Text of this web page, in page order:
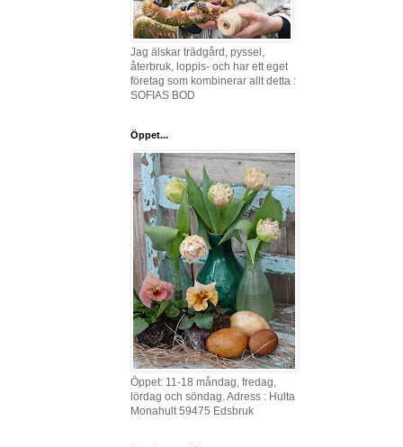
Jag älskar trädgård, pyssel,
återbruk, loppis- och har ett eget
företag som kombinerar allt detta :
SOFIAS BOD
Öppet...
Öppet: 11-18 måndag, fredag,
lördag och söndag. Adress : Hulta
Monahult 59475 Edsbruk